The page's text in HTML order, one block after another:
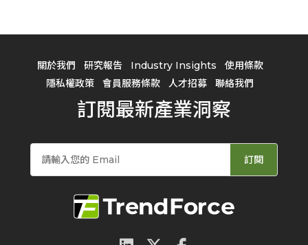
關於我們 研究報告 Industry Insights
使用條款
隱私權政策
會員服務條款 人才招募 聯絡我們
訂閱最新產業洞察
訂閱